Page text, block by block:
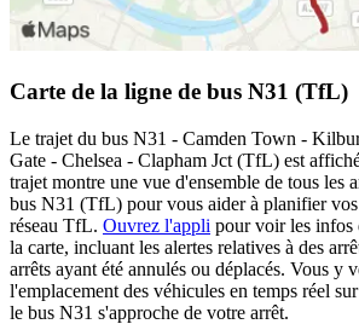
Carte de la ligne de bus N31 (TfL)
Le trajet du bus N31 - Camden Town -
Gate - Chelsea - Clapham Jct (TfL) est
trajet montre une vue d'ensemble de tous les
bus N31 (TfL) pour vous aider à planifier vos
réseau TfL. Ouvrez l'appli pour voir les infos
la carte, incluant les alertes relatives à des
arrêts ayant été annulés ou déplacés. Vous y
l'emplacement des véhicules en temps réel
le bus N31 s'approche de votre arrêt.